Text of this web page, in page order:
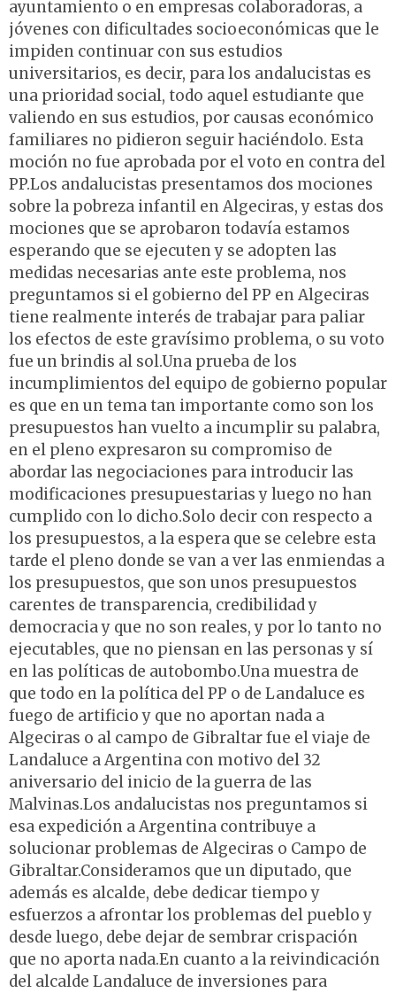
ayuntamiento o en empresas colaboradoras, a
jóvenes con dificultades socioeconómicas que le
impiden continuar con sus estudios
universitarios, es decir, para los andalucistas es
una prioridad social, todo aquel estudiante que
valiendo en sus estudios, por causas económico
familiares no pidieron seguir haciéndolo. Esta
moción no fue aprobada por el voto en contra del
PP.Los andalucistas presentamos dos mociones
sobre la pobreza infantil en Algeciras, y estas dos
mociones que se aprobaron todavía estamos
esperando que se ejecuten y se adopten las
medidas necesarias ante este problema, nos
preguntamos si el gobierno del PP en Algeciras
tiene realmente interés de trabajar para paliar
los efectos de este gravísimo problema, o su voto
fue un brindis al sol.Una prueba de los
incumplimientos del equipo de gobierno popular
es que en un tema tan importante como son los
presupuestos han vuelto a incumplir su palabra,
en el pleno expresaron su compromiso de
abordar las negociaciones para introducir las
modificaciones presupuestarias y luego no han
cumplido con lo dicho.Solo decir con respecto a
los presupuestos, a la espera que se celebre esta
tarde el pleno donde se van a ver las enmiendas a
los presupuestos, que son unos presupuestos
carentes de transparencia, credibilidad y
democracia y que no son reales, y por lo tanto no
ejecutables, que no piensan en las personas y sí
en las políticas de autobombo.Una muestra de
que todo en la política del PP o de Landaluce es
fuego de artificio y que no aportan nada a
Algeciras o al campo de Gibraltar fue el viaje de
Landaluce a Argentina con motivo del 32
aniversario del inicio de la guerra de las
Malvinas.Los andalucistas nos preguntamos si
esa expedición a Argentina contribuye a
solucionar problemas de Algeciras o Campo de
Gibraltar.Consideramos que un diputado, que
además es alcalde, debe dedicar tiempo y
esfuerzos a afrontar los problemas del pueblo y
desde luego, debe dejar de sembrar crispación
que no aporta nada.En cuanto a la reivindicación
del alcalde Landaluce de inversiones para